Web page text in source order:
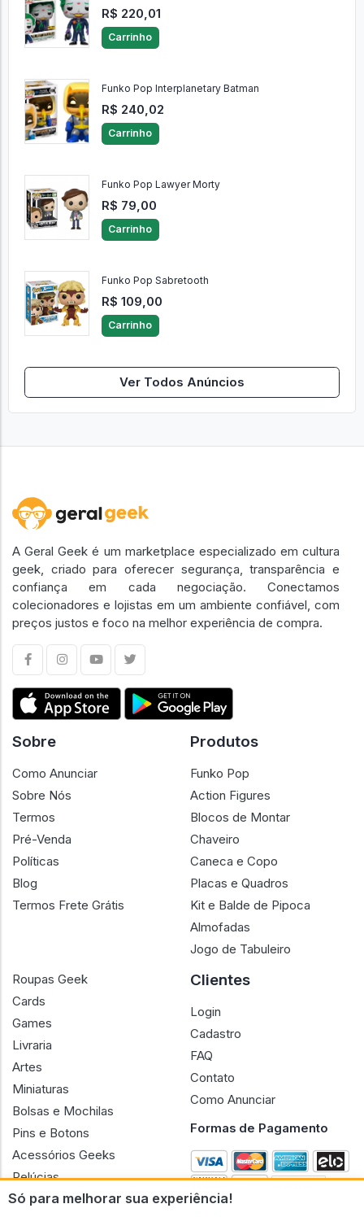
R$ 220,01
Carrinho
Funko Pop Interplanetary Batman
R$ 240,02
Carrinho
Funko Pop Lawyer Morty
R$ 79,00
Carrinho
Funko Pop Sabretooth
R$ 109,00
Carrinho
Ver Todos Anúncios
Só para melhorar sua experiência!
A Geral Geek é um marketplace especializado em cultura
geek, criado para oferecer segurança, transparência e
confiança em cada negociação. Conectamos
colecionadores e lojistas em um ambiente confiável, com
preços justos e foco na melhor experiência de compra.
Sobre
Como Anunciar
Sobre Nós
Termos
Pré-Venda
Políticas
Blog
Termos Frete Grátis
Produtos
Funko Pop
Action Figures
Blocos de Montar
Chaveiro
Caneca e Copo
Placas e Quadros
Kit e Balde de Pipoca
Almofadas
Jogo de Tabuleiro
Roupas Geek
Cards
Games
Livraria
Artes
Miniaturas
Bolsas e Mochilas
Pins e Botons
Acessórios Geeks
Pelúcias
Bonecas
Clientes
Login
Cadastro
FAQ
Contato
Como Anunciar
Formas de Pagamento